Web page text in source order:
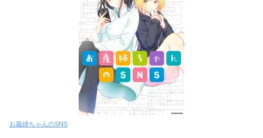
お義姉ちゃんのSNS